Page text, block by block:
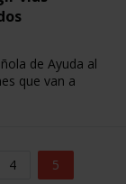
de Ayuda al
que van a
4 5